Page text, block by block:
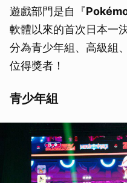
遊戲部門是自『
軟體以來的首次日本一
分為青少年組、高級組
位得獎者！
青少年組